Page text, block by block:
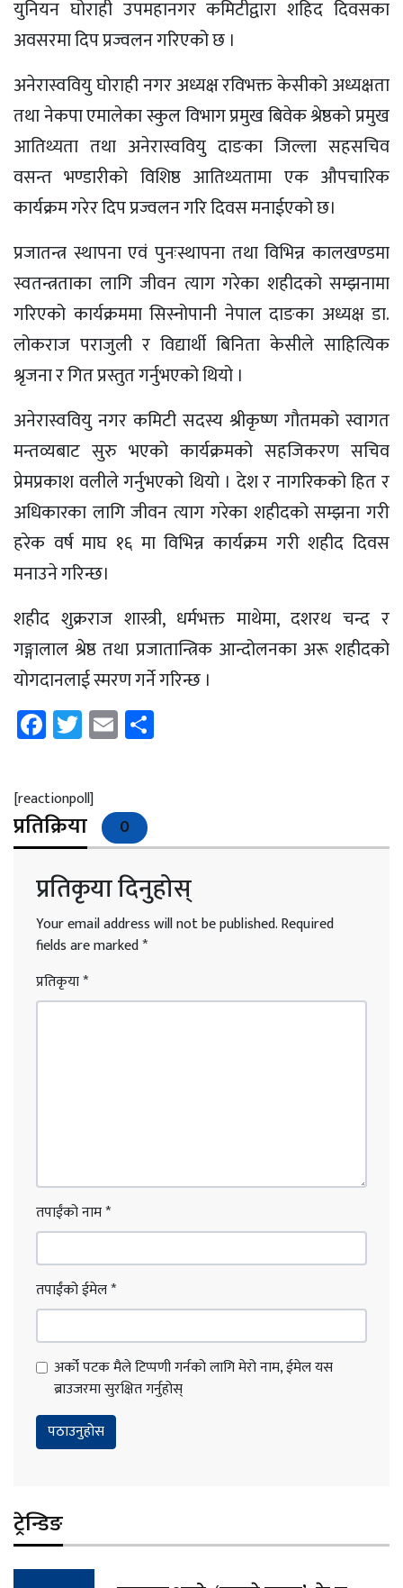
युनियन घोराही उपमहानगर कमिटीद्वारा शहिद दिवसका
अवसरमा दिप प्रज्वलन गरिएको छ ।
अनेरास्ववियु घोराही नगर अध्यक्ष रविभक्त केसीको अध्यक्षता
तथा नेकपा एमालेका स्कुल विभाग प्रमुख बिवेक श्रेष्ठको प्रमुख
आतिथ्यता तथा अनेरास्ववियु दाङका जिल्ला सहसचिव
वसन्त भण्डारीको विशिष्ठ आतिथ्यतामा एक औपचारिक
कार्यक्रम गरेर दिप प्रज्वलन गरि दिवस मनाईएको छ।
प्रजातन्त्र स्थापना एवं पुनःस्थापना तथा विभिन्न कालखण्डमा
स्वतन्त्रताका लागि जीवन त्याग गरेका शहीदको सम्झनामा
गरिएको कार्यक्रममा सिस्नोपानी नेपाल दाङका अध्यक्ष डा.
लोकराज पराजुली र विद्यार्थी बिनिता केसीले साहित्यिक
श्रृजना र गित प्रस्तुत गर्नुभएको थियो ।
अनेरास्ववियु नगर कमिटी सदस्य श्रीकृष्ण गौतमको स्वागत
मन्तव्यबाट सुरु भएको कार्यक्रमको सहजिकरण सचिव
प्रेमप्रकाश वलीले गर्नुभएको थियो । देश र नागरिकको हित र
अधिकारका लागि जीवन त्याग गरेका शहीदको सम्झना गरी
हरेक वर्ष माघ १६ मा विभिन्न कार्यक्रम गरी शहीद दिवस
मनाउने गरिन्छ।
शहीद शुक्रराज शास्त्री, धर्मभक्त माथेमा, दशरथ चन्द र
गङ्गालाल श्रेष्ठ तथा प्रजातान्त्रिक आन्दोलनका अरू शहीदको
योगदानलाई स्मरण गर्ने गरिन्छ ।
Facebook
Twitter
Email
[reactionpoll]
प्रतिक्रिया 0
प्रतिकृया दिनुहोस्
Your email address will not be published.Required
fields are marked*
प्रतिकृया*
तपाईंको नाम*
तपाईंको ईमेल*
अर्को पटक मैले टिप्पणी गर्नको लागि मेरो नाम, ईमेल यस
ब्राउजरमा सुरक्षित गर्नुहोस्
ट्रेन्डिङ